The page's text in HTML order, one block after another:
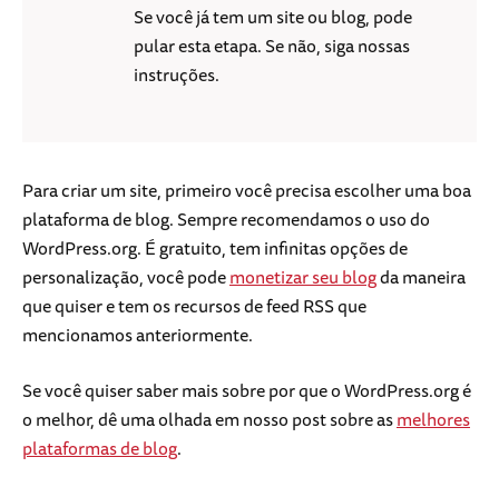
Se você já tem um site ou blog, pode
pular esta etapa. Se não, siga nossas
instruções.
Para criar um site, primeiro você precisa escolher uma boa
plataforma de blog. Sempre recomendamos o uso do
WordPress.org. É gratuito, tem infinitas opções de
personalização, você podemonetizar seu blogda maneira
que quiser e tem os recursos de feed RSS que
mencionamos anteriormente.
Se você quiser saber mais sobre por que o WordPress.org é
o melhor, dê uma olhada em nosso post sobre asmelhores
plataformas de blog.